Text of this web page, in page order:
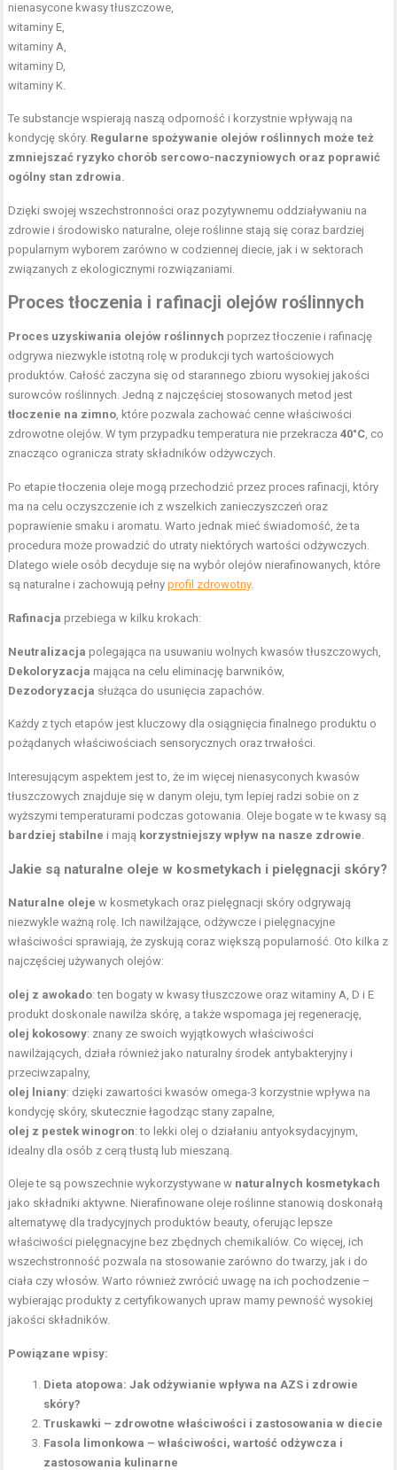
nienasycone kwasy tłuszczowe,
witaminy E,
witaminy A,
witaminy D,
witaminy K.
Te substancje wspierają naszą odporność i korzystnie wpływają na
kondycję skóry. Regularne spożywanie olejów roślinnych może też
zmniejszać ryzyko chorób sercowo-naczyniowych oraz poprawić
ogólny stan zdrowia.
Dzięki swojej wszechstronności oraz pozytywnemu oddziaływaniu na
zdrowie i środowisko naturalne, oleje roślinne stają się coraz bardziej
popularnym wyborem zarówno w codziennej diecie, jak i w sektorach
związanych z ekologicznymi rozwiązaniami.
Proces tłoczenia i rafinacji olejów roślinnych
Proces uzyskiwania olejów roślinnych poprzez tłoczenie i rafinację
odgrywa niezwykle istotną rolę w produkcji tych wartościowych
produktów. Całość zaczyna się od starannego zbioru wysokiej jakości
surowców roślinnych. Jedną z najczęściej stosowanych metod jest
tłoczenie na zimno, które pozwala zachować cenne właściwości
zdrowotne olejów. W tym przypadku temperatura nie przekracza40°C, co
znacząco ogranicza straty składników odżywczych.
Po etapie tłoczenia oleje mogą przechodzić przez proces rafinacji, który
ma na celu oczyszczenie ich z wszelkich zanieczyszczeń oraz
poprawienie smaku i aromatu. Warto jednak mieć świadomość, że ta
procedura może prowadzić do utraty niektórych wartości odżywczych.
Dlatego wiele osób decyduje się na wybór olejów nierafinowanych, które
są naturalne i zachowują pełnyprofil zdrowotny.
Rafinacja przebiega w kilku krokach:
Neutralizacja polegająca na usuwaniu wolnych kwasów tłuszczowych,
Dekoloryzacja mająca na celu eliminację barwników,
Dezodoryzacja służąca do usunięcia zapachów.
Każdy z tych etapów jest kluczowy dla osiągnięcia finalnego produktu o
pożądanych właściwościach sensorycznych oraz trwałości.
Interesującym aspektem jest to, że im więcej nienasyconych kwasów
tłuszczowych znajduje się w danym oleju, tym lepiej radzi sobie on z
wyższymi temperaturami podczas gotowania. Oleje bogate w te kwasy są
bardziej stabilne i mają korzystniejszy wpływ na nasze zdrowie.
Jakie są naturalne oleje w kosmetykach i pielęgnacji skóry?
Naturalne oleje w kosmetykach oraz pielęgnacji skóry odgrywają
niezwykle ważną rolę. Ich nawilżające, odżywcze i pielęgnacyjne
właściwości sprawiają, że zyskują coraz większą popularność. Oto kilka z
najczęściej używanych olejów:
olej z awokado: ten bogaty w kwasy tłuszczowe oraz witaminy A, D i E
produkt doskonale nawilża skórę, a także wspomaga jej regenerację,
olej kokosowy: znany ze swoich wyjątkowych właściwości
nawilżających, działa również jako naturalny środek antybakteryjny i
przeciwzapalny,
olej lniany: dzięki zawartości kwasów omega-3 korzystnie wpływa na
kondycję skóry, skutecznie łagodząc stany zapalne,
olej z pestek winogron: to lekki olej o działaniu antyoksydacyjnym,
idealny dla osób z cerą tłustą lub mieszaną.
Oleje te są powszechnie wykorzystywane w naturalnych kosmetykach
jako składniki aktywne. Nierafinowane oleje roślinne stanowią doskonałą
alternatywę dla tradycyjnych produktów beauty, oferując lepsze
właściwości pielęgnacyjne bez zbędnych chemikaliów. Co więcej, ich
wszechstronność pozwala na stosowanie zarówno do twarzy, jak i do
ciała czy włosów. Warto również zwrócić uwagę na ich pochodzenie –
wybierając produkty z certyfikowanych upraw mamy pewność wysokiej
jakości składników.
Powiązane wpisy:
Dieta atopowa: Jak odżywianie wpływa na AZS i zdrowie
skóry?
Truskawki – zdrowotne właściwości i zastosowania w diecie
Fasola limonkowa – właściwości, wartość odżywcza i
zastosowania kulinarne